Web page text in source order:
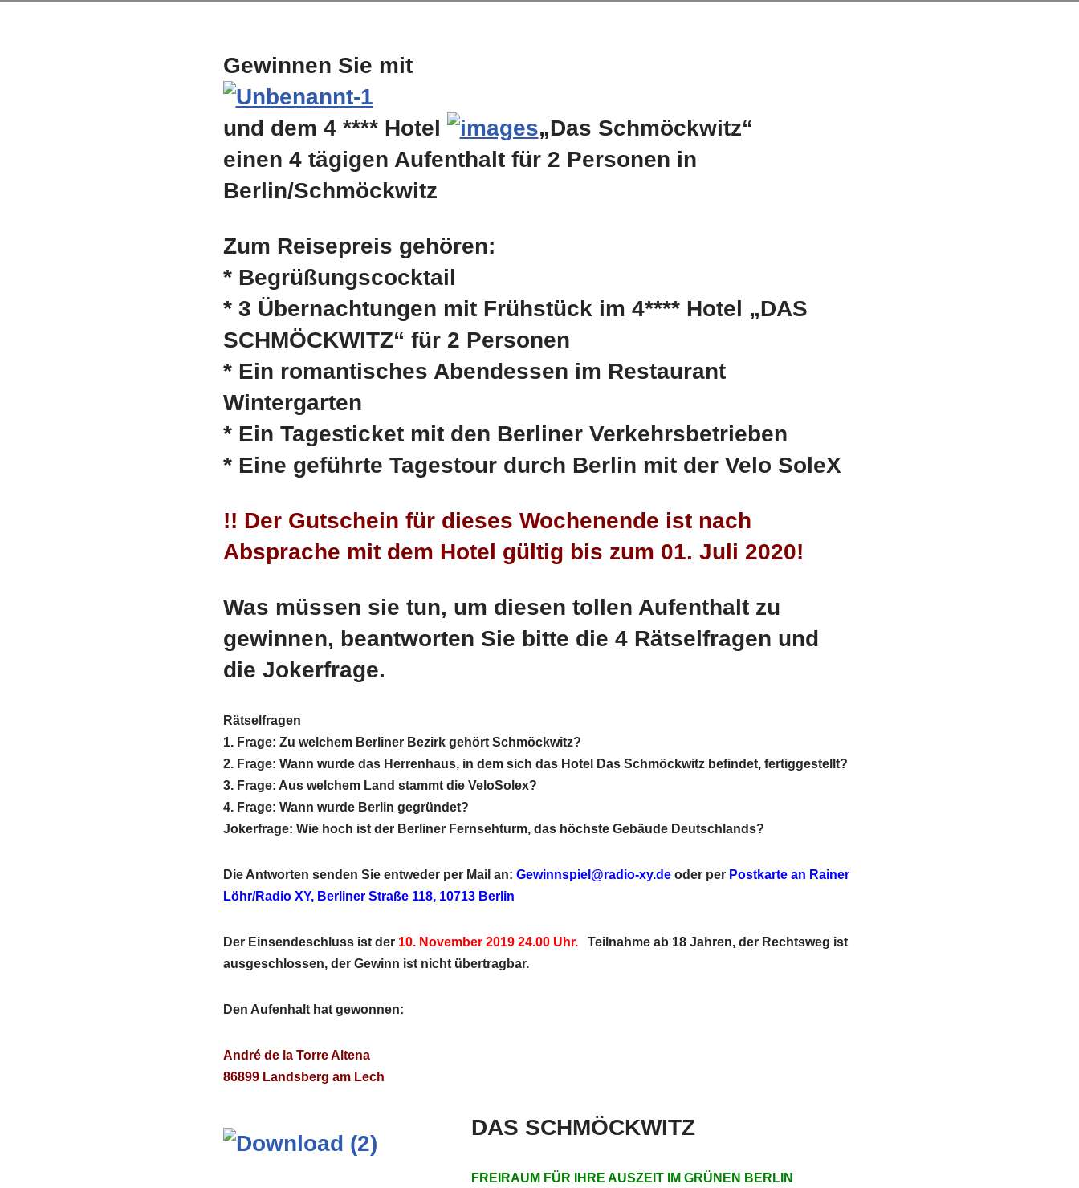
Gewinnen Sie mit
und dem 4 **** Hotel
„Das Schmöckwitz“
einen 4 tägigen Aufenthalt für 2 Personen in
Berlin/Schmöckwitz
Zum Reisepreis gehören:
* Begrüßungscocktail
* 3 Übernachtungen mit Frühstück im 4**** Hotel „DAS
SCHMÖCKWITZ“ für 2 Personen
* Ein romantisches Abendessen im Restaurant
Wintergarten
* Ein Tagesticket mit den Berliner Verkehrsbetrieben
* Eine geführte Tagestour durch Berlin mit der Velo SoleX
!! Der Gutschein für dieses Wochenende ist nach
Absprache mit dem Hotel gültig bis zum 01. Juli 2020!
Was müssen sie tun, um diesen tollen Aufenthalt zu
gewinnen, beantworten Sie bitte die 4 Rätselfragen und
die Jokerfrage.
Rätselfragen
1. Frage: Zu welchem Berliner Bezirk gehört Schmöckwitz?
2. Frage: Wann wurde das Herrenhaus, in dem sich das Hotel Das Schmöckwitz befindet, fertiggestellt?
3. Frage: Aus welchem Land stammt die VeloSolex?
4. Frage: Wann wurde Berlin gegründet?
Jokerfrage: Wie hoch ist der Berliner Fernsehturm, das höchste Gebäude Deutschlands?
Die Antworten senden Sie entweder per Mail an: Gewinnspiel@radio-xy.deoder per Postkarte an Rainer
Löhr/Radio XY, Berliner Straße 118, 10713 Berlin
Der Einsendeschluss ist der 10. November 2019 24.00 Uhr. Teilnahme ab 18 Jahren, der Rechtsweg ist
ausgeschlossen, der Gewinn ist nicht übertragbar.
Den Aufenhalt hat gewonnen:
André de la Torre Altena
86899 Landsberg am Lech
DAS SCHMÖCKWITZ
FREIRAUM FÜR IHRE AUSZEIT IM GRÜNEN BERLIN